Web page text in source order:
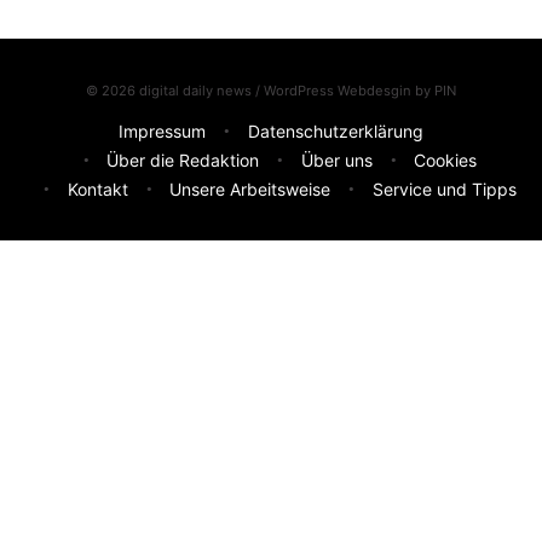
© 2026 digital daily news / WordPress Webdesgin by PIN
Impressum
Datenschutzerklärung
Über die Redaktion
Über uns
Cookies
Kontakt
Unsere Arbeitsweise Service und Tipps